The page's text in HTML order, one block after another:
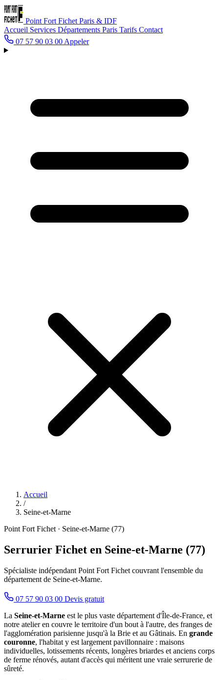
Point Fort Fichet Paris & IDF
Accueil Services Départements Paris Tarifs Contact
07 57 90 03 00 Appeler
Accueil
/
Seine-et-Marne
Point Fort Fichet · Seine-et-Marne (77)
Serrurier Fichet en Seine-et-Marne (77)
Spécialiste indépendant Point Fort Fichet couvrant l'ensemble du
département de Seine-et-Marne.
07 57 90 03 00 Devis gratuit
La Seine-et-Marne est le plus vaste département d'Île-de-France, et
notre atelier en couvre le territoire d'un bout à l'autre, des franges de
l'agglomération parisienne jusqu'à la Brie et au Gâtinais. En grande
couronne, l'habitat y est largement pavillonnaire : maisons
individuelles, lotissements récents, longères briardes et anciens corps
de ferme rénovés, autant d'accès qui méritent une vraie serrurerie de
sûreté.